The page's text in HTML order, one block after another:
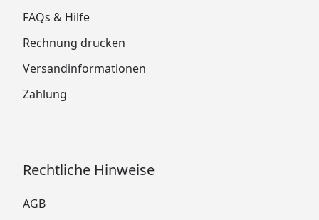
FAQs & Hilfe
Rechnung drucken
Versandinformationen
Zahlung
Rechtliche Hinweise
AGB